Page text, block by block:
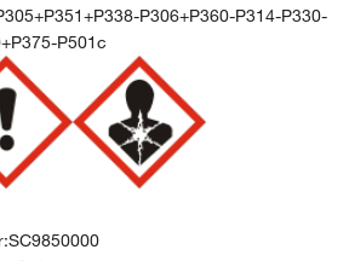
P306+P360-P314-P330-
P501c
:SC9850000